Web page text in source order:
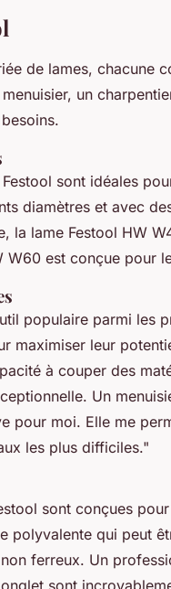
de lames, chacune
un
sont idéales
diamètres et avec
la lame Festool HW
W60 est conçue pour
populaire parmi les
maximiser leur
à couper des
Un
pour moi. Elle me
les plus difficiles."
sont conçues
polyvalente qui peut
ferreux. Un
sont